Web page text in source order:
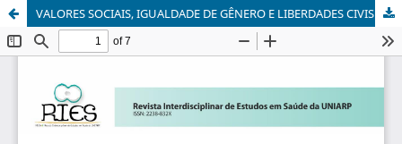
VALORES SOCIAIS, IGUALDADE DE GÊNERO E LIBERDADES CIVIS PARA AS MULHERES NO SÉCULO XXI